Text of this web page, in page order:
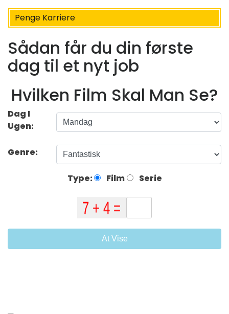
Penge Karriere
Sådan får du din første
dag til et nyt job
Hvilken Film Skal Man Se?
Dag I
Ugen:
Genre:
Type: Film Serie
At Vise